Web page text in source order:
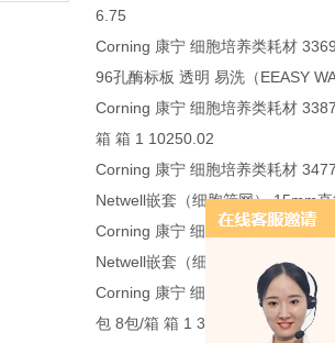
6.75
Corning 康宁 细胞培养类耗材
96孔酶标板 透明 易洗（EEASY
Corning 康宁 细胞培养类耗材
箱 箱 1 10250.02
Corning 康宁 细胞培养类耗材
Netwell嵌套（细胞筛网） 15mm
Corning 康宁 细胞培养类耗材
Netwell嵌套（细胞筛网） 15mm
Corning 康宁 细胞培养类耗材
包 8包/箱 箱 1 3446.02